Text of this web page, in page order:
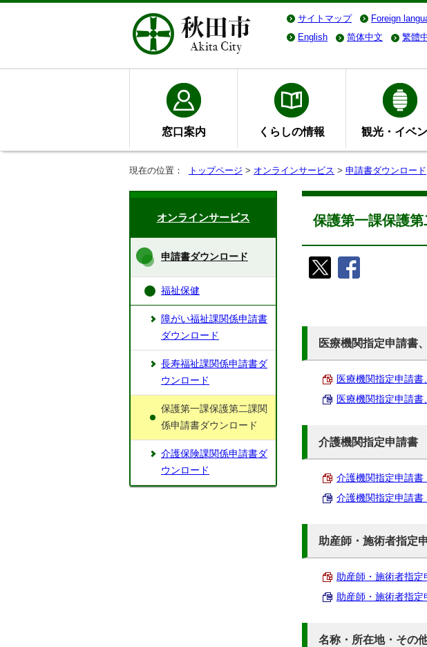
サイトマップ Foreign
English
简体中文 繁體
窓口案内 くらしの情報 観光・イベ
現在の位置： トップページ > オンラインサービス > 申請書ダウンロード
保護第一課保護
医療機関指定申請書
医療機関指定申請書
医療機関指定申請
介護機関指定申請書
介護機関指定申請書
介護機関指定申請書
助産師・施術者指定
助産師・施術者指
助産師・施術者指
名称・所在地・その
オンラインサービス
申請書ダウンロード
福祉保健
障がい福祉課関係申請書
ダウンロード
長寿福祉課関係申請書ダ
ウンロード
保護第一課保護第二課関
係申請書ダウンロード
介護保険課関係申請書ダ
ウンロード